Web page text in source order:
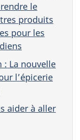
le
produits
pour les
: La nouvelle
l’épicerie
aider à aller